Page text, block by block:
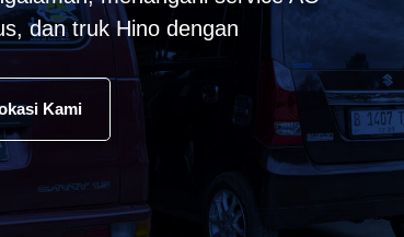
dan truk Hino dengan
Kami